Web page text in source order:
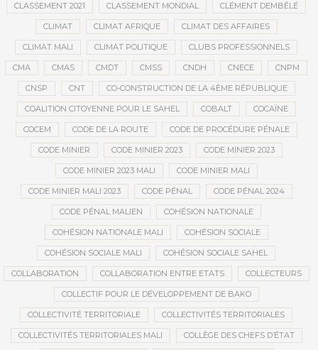
CLASSEMENT 2021 CLASSEMENT MONDIAL CLÉMENT DEMBÉLÉ
CLIMAT CLIMAT AFRIQUE CLIMAT DES AFFAIRES
CLIMAT MALI CLIMAT POLITIQUE CLUBS PROFESSIONNELS
CMA CMAS CMDT CMSS CNDH CNECE CNPM
CNSP CNT CO-CONSTRUCTION DE LA 4ÈME RÉPUBLIQUE
COALITION CITOYENNE POUR LE SAHEL COBALT COCAÏNE
COCEM CODE DE LA ROUTE CODE DE PROCÉDURE PÉNALE
CODE MINIER CODE MINIER 2023 CODE MINIER 2023
CODE MINIER 2023 MALI CODE MINIER MALI
CODE MINIER MALI 2023 CODE PÉNAL CODE PÉNAL 2024
CODE PÉNAL MALIEN COHÉSION NATIONALE
COHÉSION NATIONALE MALI COHÉSION SOCIALE
COHÉSION SOCIALE MALI COHÉSION SOCIALE SAHEL
COLLABORATION COLLABORATION ENTRE ETATS COLLECTEURS
COLLECTIF POUR LE DÉVELOPPEMENT DE BAKO
COLLECTIVITÉ TERRITORIALE COLLECTIVITÉS TERRITORIALES
COLLECTIVITÉS TERRITORIALES MALI COLLÈGE DES CHEFS D’ÉTAT